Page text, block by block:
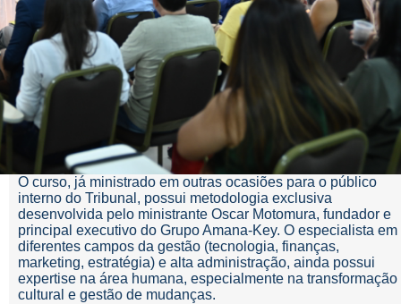
O curso, já ministrado em outras ocasiões para o público
interno do Tribunal, possui metodologia exclusiva
desenvolvida pelo ministrante Oscar Motomura, fundador e
principal executivo do Grupo Amana-Key. O especialista em
diferentes campos da gestão (tecnologia, finanças,
marketing, estratégia) e alta administração, ainda possui
expertise na área humana, especialmente na transformação
cultural e gestão de mudanças.